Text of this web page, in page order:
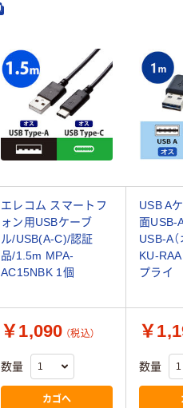
エレコム スマートフ
ォン用USBケーブ
ル/USB(A-C)/認証
品/1.5m MPA-
AC15NBK 1個
USB A
面USB-
USB-A
KU-
プライ
￥1,090 （税込）
数量
カゴへ
￥
数量